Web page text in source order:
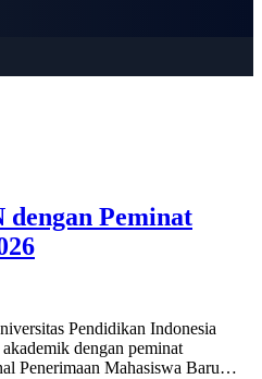
Peminat
Pendidikan Indonesia
dengan peminat
Penerimaan Mahasiswa Baru…